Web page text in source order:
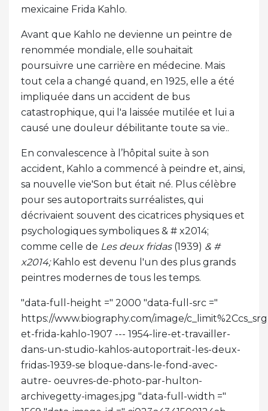
mexicaine Frida Kahlo.
Avant que Kahlo ne devienne un peintre de
renommée mondiale, elle souhaitait
poursuivre une carrière en médecine. Mais
tout cela a changé quand, en 1925, elle a été
impliquée dans un accident de bus
catastrophique, qui l'a laissée mutilée et lui a
causé une douleur débilitante toute sa vie..
En convalescence à l’hôpital suite à son
accident, Kahlo a commencé à peindre et, ainsi,
sa nouvelle vie'Son but était né. Plus célèbre
pour ses autoportraits surréalistes, qui
décrivaient souvent des cicatrices physiques et
psychologiques symboliques & # x2014;
comme celle de Les deux fridas(1939) & #
x2014;Kahlo est devenu l'un des plus grands
peintres modernes de tous les temps.
"data-full-height =" 2000 "data-full-src ="
https://www.biography.com/.image/
et-frida-kahlo-1907 --- 1954-lire-et-travailler-
dans-un-studio-kahlos-autoportrait-les-deux-
fridas-1939-se bloque-dans-le-fond-avec-
autre- oeuvres-de-photo-par-hulton-
archivegetty-images.jpg "data-full-width ="